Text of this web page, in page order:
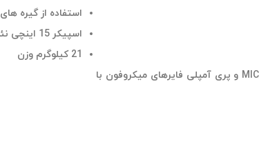
دو ورودی با کنترل لول، XLR/جک کامبو 6.3 ، یکی با سوئیچ MIC/LINE و پری آمپلی فایرهای میکروفون با
استفاده از گیره های M8 برای نصب انعطاف‌پذیر
اسپیکر 15 اینچی نئودیم
21 کیلوگرم وزن